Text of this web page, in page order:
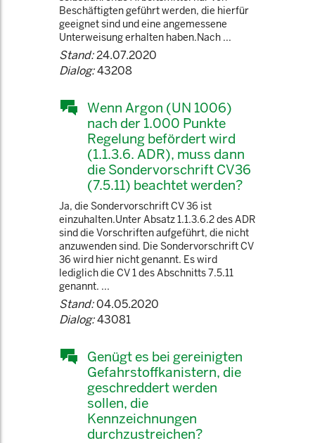
Beschäftigten geführt werden, die hierfür
geeignet sind und eine angemessene
Unterweisung erhalten haben.Nach ...
Stand:24.07.2020
Dialog:43208
Wenn Argon (UN 1006)
nach der 1.000 Punkte
Regelung befördert wird
(1.1.3.6. ADR), muss dann
die Sondervorschrift CV36
(7.5.11) beachtet werden?
Ja, die Sondervorschrift CV 36 ist
einzuhalten.Unter Absatz 1.1.3.6.2 des ADR
sind die Vorschriften aufgeführt, die nicht
anzuwenden sind. Die Sondervorschrift CV
36 wird hier nicht genannt. Es wird
lediglich die CV 1 des Abschnitts 7.5.11
genannt. ...
Stand:04.05.2020
Dialog:43081
Genügt es bei gereinigten
Gefahrstoffkanistern, die
geschreddert werden
sollen, die
Kennzeichnungen
durchzustreichen?